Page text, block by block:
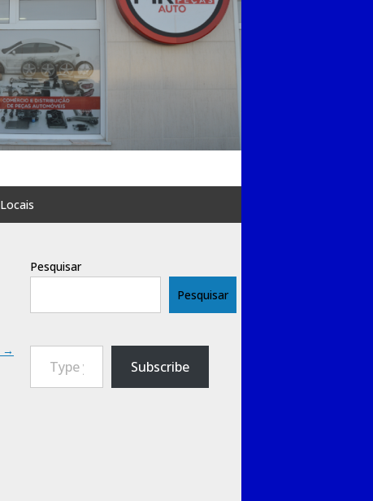
Locais
→
Pesquisar
Pesquisar
Type your email…
Subscribe